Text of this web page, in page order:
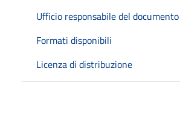
Ufficio responsabile del documento
Formati disponibili
Licenza di distribuzione